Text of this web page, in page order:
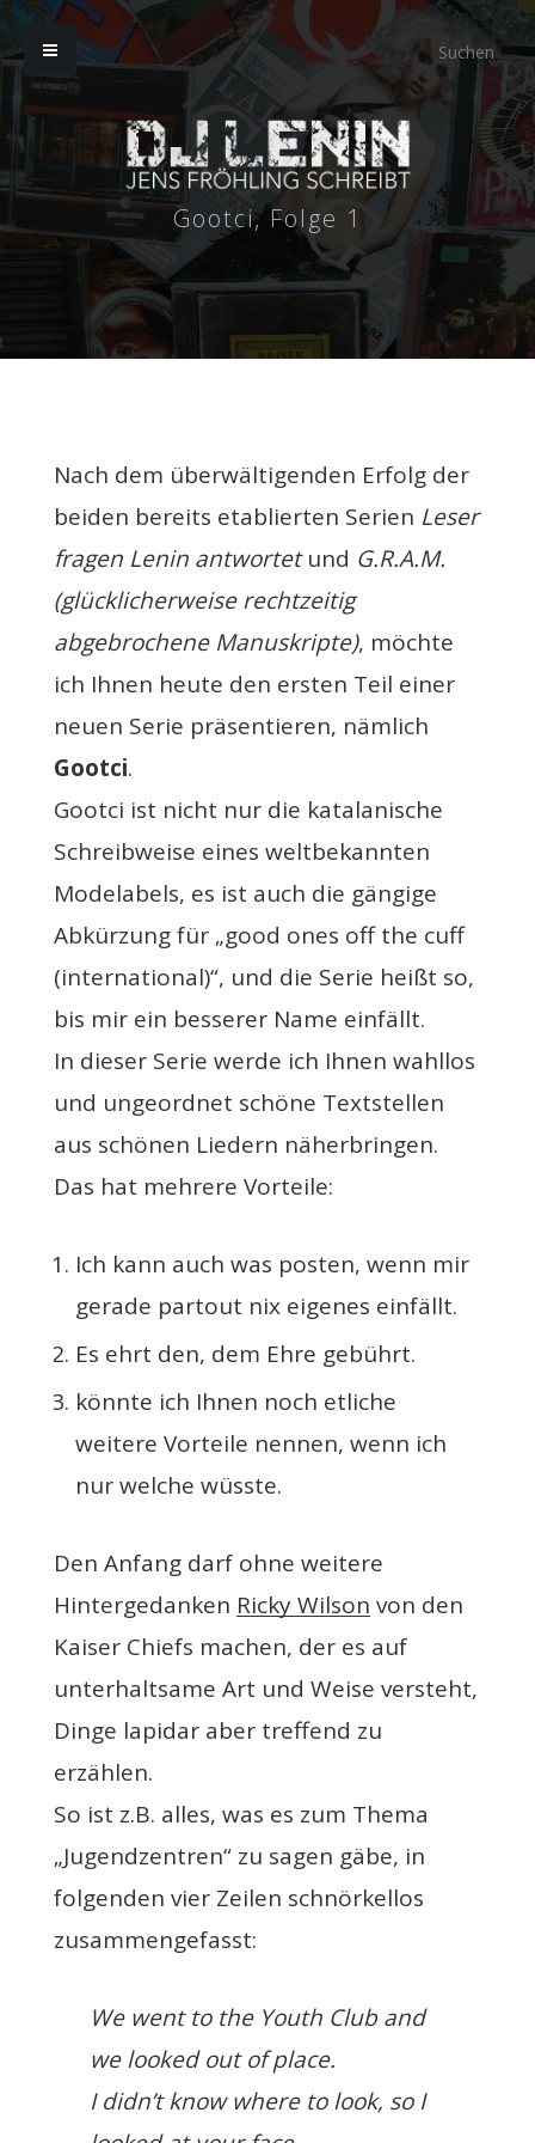
Gootci, Folge 1
Nach dem überwältigenden Erfolg der
beiden bereits etablierten Serien Leser
fragen Lenin antwortetund G.R.A.M.
(glücklicherweise rechtzeitig
abgebrochene Manuskripte), möchte
ich Ihnen heute den ersten Teil einer
neuen Serie präsentieren, nämlich
Gootci.
Gootci ist nicht nur die katalanische
Schreibweise eines weltbekannten
Modelabels, es ist auch die gängige
Abkürzung für „good ones off the cuff
(international)“, und die Serie heißt so,
bis mir ein besserer Name einfällt.
In dieser Serie werde ich Ihnen wahllos
und ungeordnet schöne Textstellen
aus schönen Liedern näherbringen.
Das hat mehrere Vorteile:
Ich kann auch was posten, wenn mir
gerade partout nix eigenes einfällt.
Es ehrt den, dem Ehre gebührt.
könnte ich Ihnen noch etliche
weitere Vorteile nennen, wenn ich
nur welche wüsste.
Den Anfang darf ohne weitere
Hintergedanken Ricky Wilson von den
Kaiser Chiefs machen, der es auf
unterhaltsame Art und Weise versteht,
Dinge lapidar aber treffend zu
erzählen.
So ist z.B. alles, was es zum Thema
„Jugendzentren“ zu sagen gäbe, in
folgenden vier Zeilen schnörkellos
zusammengefasst:
We went to the Youth Club and
we looked out of place.
I didn’t know where to look, so I